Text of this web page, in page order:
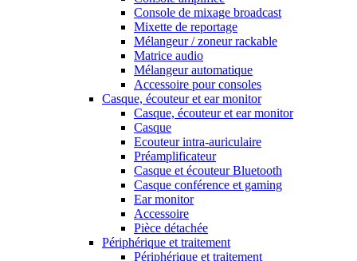
Console de mixage broadcast
Mixette de reportage
Mélangeur / zoneur rackable
Matrice audio
Mélangeur automatique
Accessoire pour consoles
Casque, écouteur et ear monitor
Casque, écouteur et ear monitor
Casque
Ecouteur intra-auriculaire
Préamplificateur
Casque et écouteur Bluetooth
Casque conférence et gaming
Ear monitor
Accessoire
Pièce détachée
Périphérique et traitement
Périphérique et traitement